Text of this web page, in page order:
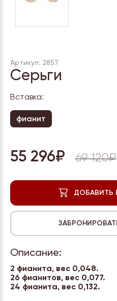
Артикул: 2857
Серьги
Вставка:
фианит
55 296₽ 69 120₽
Описание:
2 фианита, вес 0,048.
26 фианитов, вес 0,077.
24 фианита, вес 0,132.